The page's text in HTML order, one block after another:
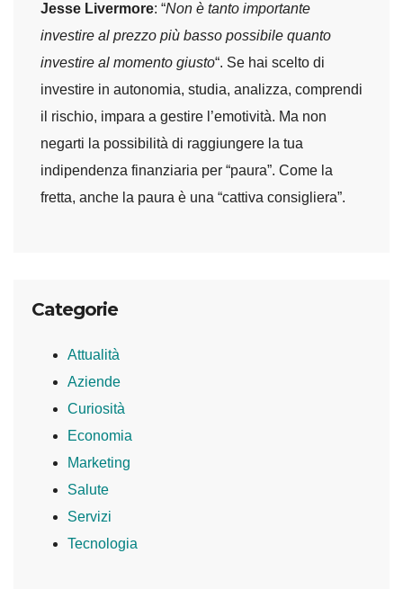
Jesse Livermore: “Non è tanto importante
investire al prezzo più basso possibile quanto
investire al momento giusto“. Se hai scelto di
investire in autonomia, studia, analizza, comprendi
il rischio, impara a gestire l’emotività. Ma non
negarti la possibilità di raggiungere la tua
indipendenza finanziaria per “paura”. Come la
fretta, anche la paura è una “cattiva consigliera”.
Categorie
Attualità
Aziende
Curiosità
Economia
Marketing
Salute
Servizi
Tecnologia